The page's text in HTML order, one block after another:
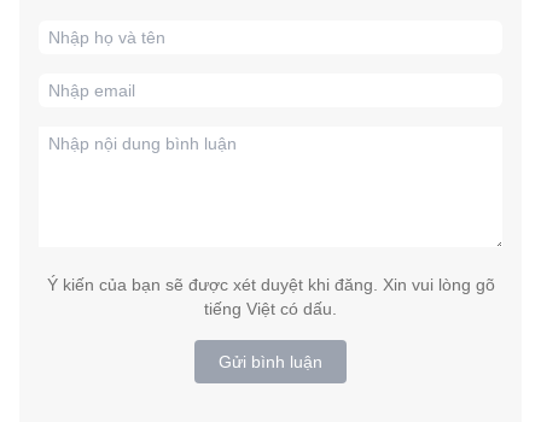
Ý kiến của bạn sẽ được xét duyệt khi đăng. Xin vui lòng gõ
tiếng Việt có dấu.
Gửi bình luận